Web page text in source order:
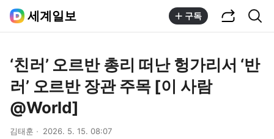
세계일보 구독
‘친러’ 오르반 총리 떠난 헝가리서 ‘반
러’ 오르반 장관 주목 [이 사람
@World]
김태훈 2026. 5. 15. 08:07